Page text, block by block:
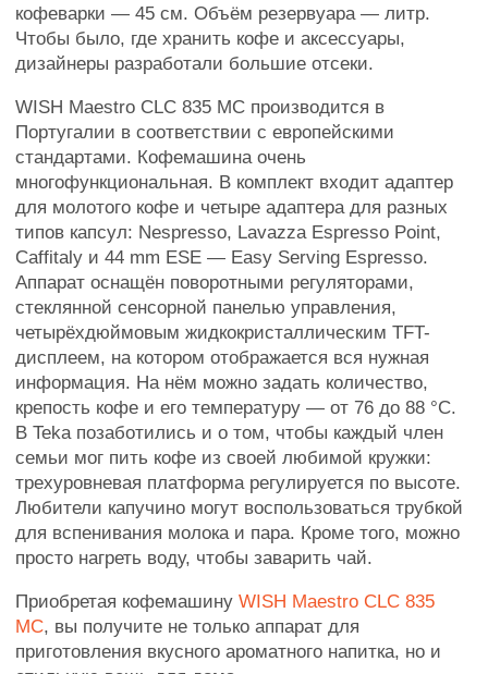
кофеварки — 45 см. Объём резервуара — литр.
Чтобы было, где хранить кофе и аксессуары,
дизайнеры разработали большие отсеки.
WISH Maestro CLC 835 MC производится в
Португалии в соответствии с европейскими
стандартами. Кофемашина очень
многофункциональная. В комплект входит адаптер
для молотого кофе и четыре адаптера для разных
типов капсул: Nespresso, Lavazza Espresso Point,
Caffitaly и 44 mm ESE — Easy Serving Espresso.
Аппарат оснащён поворотными регуляторами,
стеклянной сенсорной панелью управления,
четырёхдюймовым жидкокристаллическим TFT-
дисплеем, на котором отображается вся нужная
информация. На нём можно задать количество,
крепость кофе и его температуру — от 76 до 88 °C.
В Teka позаботились и о том, чтобы каждый член
семьи мог пить кофе из своей любимой кружки:
трехуровневая платформа регулируется по высоте.
Любители капучино могут воспользоваться трубкой
для вспенивания молока и пара. Кроме того, можно
просто нагреть воду, чтобы заварить чай.
Приобретая кофемашину WISH Maestro CLC 835
MC, вы получите не только аппарат для
приготовления вкусного ароматного напитка, но и